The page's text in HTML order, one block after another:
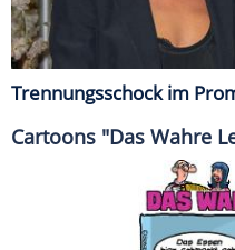
Trennungsschock im
Cartoons "Das Wahre